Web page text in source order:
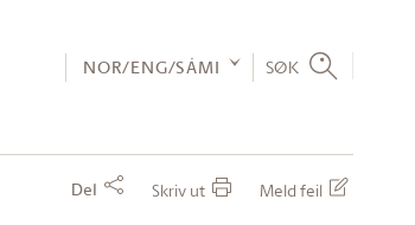
NOR/ENG/SÁMI SØK
Del Skriv ut Meld feil